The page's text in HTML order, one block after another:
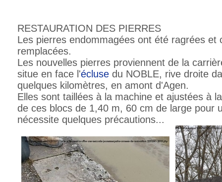
RESTAURATION DES PIERRES
Les pierres endommagées ont été ragrées et
remplacées.
Les nouvelles pierres proviennent de la
situe en face l'écluse du NOBLE, rive droite
quelques kilomètres, en amont d'Agen.
Elles sont taillées à la machine et ajustées à
de ces blocs de 1,40 m, 60 cm de large pour
nécessite quelques précautions...